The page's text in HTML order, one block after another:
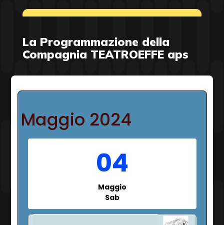
La Programmazione della
Compagnia TEATROEFFE aps
Maggio 2024
04
Maggio
Sab